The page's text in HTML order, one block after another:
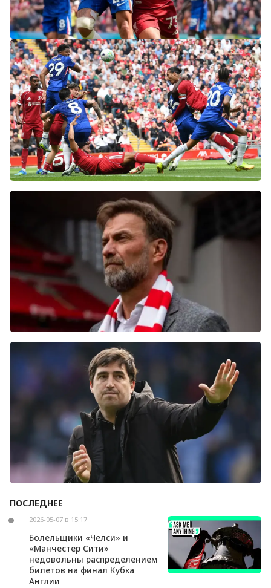
«Слот не тот человек»: болельщики
«Ливерпуля» и «Челси» разнесли тренеров
после ничьей на «Энфилде»
Фанаты «Ливерпуля» шокированы
неспособностью команды обыграть нынешний
Болельщики «Ливерпуля» освистали команду
после ничьей с «Челси»
Андони Ираола может возглавить «Кристал
ПОСЛЕДНЕЕ
2026-05-07 в 15:17
Болельщики «Челси» и
«Манчестер Сити»
недовольны распределением
билетов на финал Кубка
Англии